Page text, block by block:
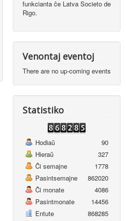
funkcianta ĉe Latva Societo de
Rigo.
Venontaj eventoj
There are no up-coming events
Statistiko
Hodiaŭ
Hieraŭ
Ĉi semajne
Pasintsemajne
Ĉi monate
Pasintmonate
Entute
90
327
1778
862020
4086
14456
868285